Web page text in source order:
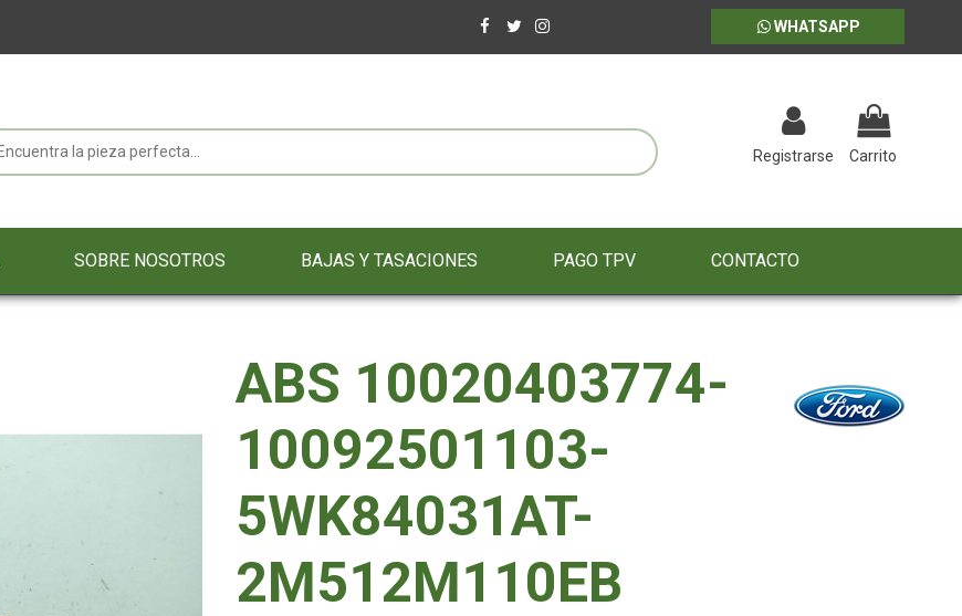
WHATSAPP
Registrarse Carrito
SOBRE NOSOTROS BAJAS Y TASACIONES PAGO TPV CONTACTO
ABS 10020403774-
10092501103-
5WK84031AT-
2M512M110EB